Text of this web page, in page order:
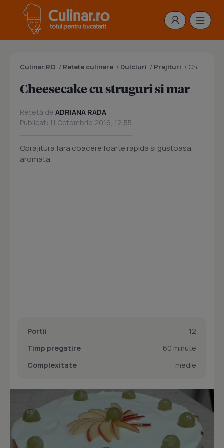
Culinar.RO / Retete culinare / Dulciuri / Prajituri / Cheesecake cu struguri si mar
Cheesecake cu struguri si mar
Rețetă de ADRIANA RADA
Publicat: 11 Octombrie 2016, 12:55
Oprajitura fara coacere foarte rapida si gustoasa,
aromata.
Portii
12
Timp pregatire
60 minute
Complexitate
medie